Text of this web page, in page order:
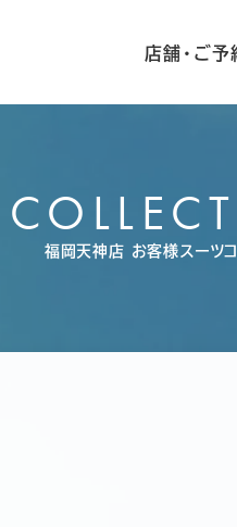
店舗・ご予
福岡天神店 お客様スーツ